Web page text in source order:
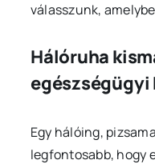
válasszunk,
Hálóruha
Egy hálóing,
legfontosabb, hogy